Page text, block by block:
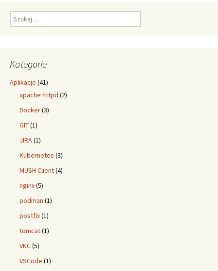
Szukaj:
Kategorie
Aplikacje (41)
apache httpd (2)
Docker(3)
GIT(1)
JIRA(1)
Kubernetes (3)
MUSH Client(4)
nginx(5)
podman (1)
postfix(1)
tomcat(1)
VNC(5)
VSCode (1)